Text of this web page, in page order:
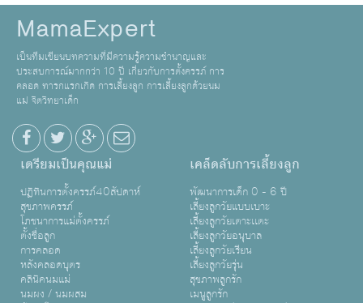
MamaExpert
เป็นทีมเขียนบทความที่มีความรู้ความชำนาญและ
ประสบการณ์มากกว่า 10 ปี เกี่ยวกับการตั้งครรภ์ การ
คลอด ทารกแรกเกิด การเลี้ยงลูก การเลี้ยงลูกด้วยนม
แม่ จิตวิทยาเด็ก
เตรียมเป็นคุณแม่
ปฏิทินการตั้งครรภ์40สัปดาห์
สุขภาพครรภ์
โภชนาการแม่ตั้งครรภ์
ตั้งชื่อลูก
การคลอด
หลังคลอดบุตร
คลินิคนมแม่
นมผง / นมผสม
เคล็ดลับการเลี้ยงลูก
พัฒนาการเด็ก 0 - 6 ปี
เลี้ยงลูกวัยแบบเบาะ
เลี้ยงลูกวัยเตาะเเตะ
เลี้ยงลูกวัยอนุบาล
เลี้ยงลูกวัยเรียน
เลี้ยงลูกวัยรุ่น
สุขภาพลูกรัก
เมนูลูกรัก